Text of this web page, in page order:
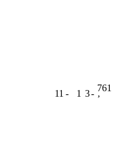
11 - 1 3-
761
ʼ